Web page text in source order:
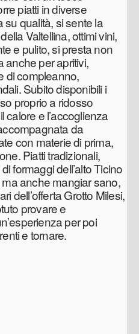
piatti in diverse
qualità, si sente la
Valtellina, ottimi vini,
e pulito, si presta non
anche per apritivi,
di compleanno,
Subito disponibili i
proprio a ridosso
calore e l’accoglienza
da
con materie di prima,
Piatti tradizionali,
formaggi dell’alto Ticino
anche mangiar sano,
dell’offerta Grotto Milesi,
provare e
per poi
e tornare.